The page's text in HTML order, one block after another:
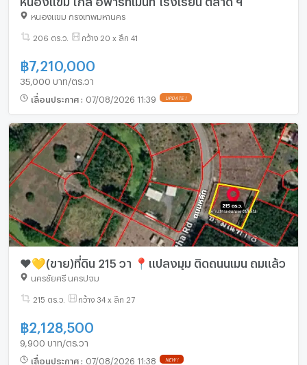
หนองแขม กรุงเทพมหานคร
206 ตร.ว. กว้าง 20 x ลึก 41
฿7,210,000
35,000 บาท/ตร.วา
เลื่อนประกาศ : 07/08/2026 11:39 UPDATE !
❤️💛(ขาย)ที่ดิน 215 วา 📍แปลงมุม ติดถนนเมน ถมแล้ว
นครชัยศรี นครปฐม
215 ตร.ว. กว้าง 34 x ลึก 27
฿2,128,500
9,900 บาท/ตร.วา
เลื่อนประกาศ : 07/08/2026 11:38 NEW !